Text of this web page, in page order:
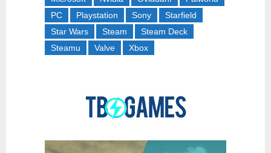
PC
Playstation Sony
Starfield
Star Wars
Steam
Steam Deck
Steamu
Valve Xbox